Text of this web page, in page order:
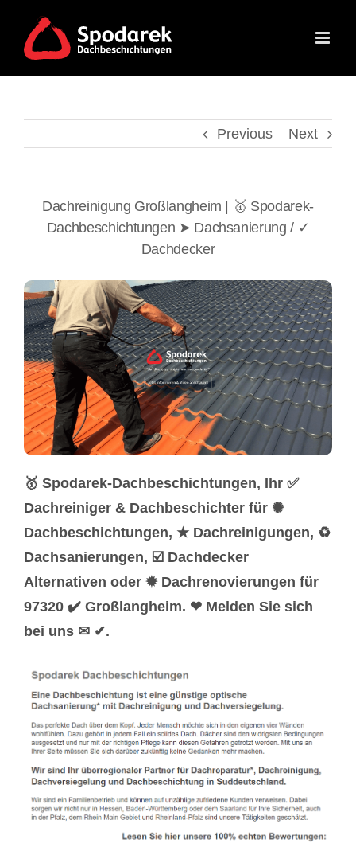
content
Previous Next
Dachreinigung Großlangheim | 🥇 Spodarek-
Dachbeschichtungen ➤ Dachsanierung / ✓
Dachdecker
🥇 Spodarek-Dachbeschichtungen, Ihr ✅
Dachreiniger & Dachbeschichter für ✺
Dachbeschichtungen, ★ Dachreinigungen, ♻
Dachsanierungen, ☑️ Dachdecker
Alternativen oder ✹ Dachrenovierungen für
97320 ✔️ Großlangheim. ❤ Melden Sie sich
bei uns ✉ ✔.